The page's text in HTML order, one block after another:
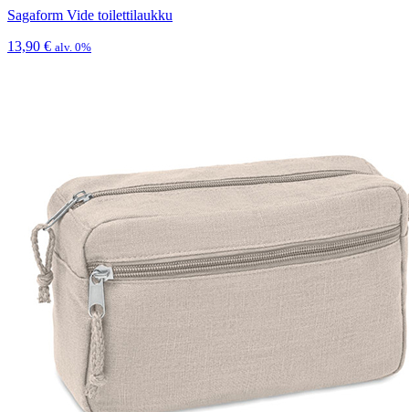
Sagaform Vide toilettilaukku
13,90 € alv. 0%